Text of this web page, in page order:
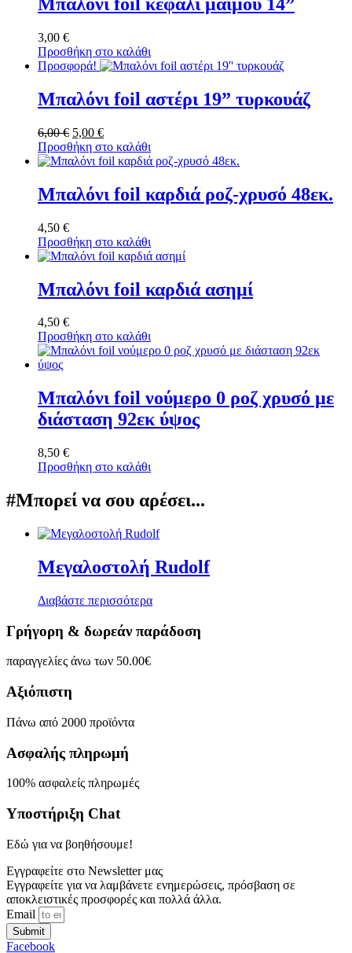
3,00 €
Προσθήκη στο καλάθι
Προσφορά!
Μπαλόνι foil αστέρι 19” τυρκουάζ
6,00€ Original
price
was:
5,00 €
τρέχουσα
τιμή
5,00 €.
Προσθήκη στο καλάθι
Μπαλόνι foil καρδιά ροζ-χρυσό 48εκ.
4,50 €
Προσθήκη στο καλάθι
Μπαλόνι foil καρδιά ασημί
4,50 €
Προσθήκη στο καλάθι
Μπαλόνι foil νούμερο 0 ροζ χρυσό με
διάσταση 92εκ ύψος
8,50 €
Προσθήκη στο καλάθι
#Μπορεί να σου αρέσει...
Μεγαλοστολή Rudolf
Διαβάστε περισσότερα
Γρήγορη & δωρεάν παράδοση
παραγγελίες άνω των 50.00€
Αξιόπιστη
Πάνω από 2000 προϊόντα
Ασφαλής πληρωμή
100% ασφαλείς πληρωμές
Υποστήριξη Chat
Εδώ για να βοηθήσουμε!
Εγγραφείτε στο Newsletter μας
Εγγραφείτε για να λαμβάνετε ενημερώσεις, πρόσβαση σε
αποκλειστικές προσφορές και πολλά άλλα.
Email
Submit
Facebook